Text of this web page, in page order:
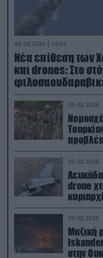
09.08.2026 | 16:02
Νέα επίθεση των
και drones: Στο
εγκαταστάσεις
09.08.2026
των
09.08.2026
drone
09.08.2026
Μαζική
στην